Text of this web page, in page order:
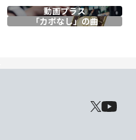
動画プラス
「カポなし」の曲